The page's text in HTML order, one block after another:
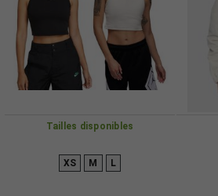
Tailles disponibles
XS M L